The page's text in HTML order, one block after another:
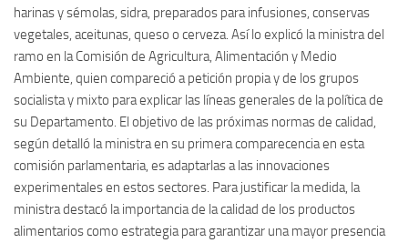
harinas y sémolas, sidra, preparados para infusiones, conservas
vegetales, aceitunas, queso o cerveza. Así lo explicó la ministra del
ramo en la Comisión de Agricultura, Alimentación y Medio
Ambiente, quien compareció a petición propia y de los grupos
socialista y mixto para explicar las líneas generales de la política de
su Departamento. El objetivo de las próximas normas de calidad,
según detalló la ministra en su primera comparecencia en esta
comisión parlamentaria, es adaptarlas a las innovaciones
experimentales en estos sectores. Para justificar la medida, la
ministra destacó la importancia de la calidad de los productos
alimentarios como estrategia para garantizar una mayor presencia